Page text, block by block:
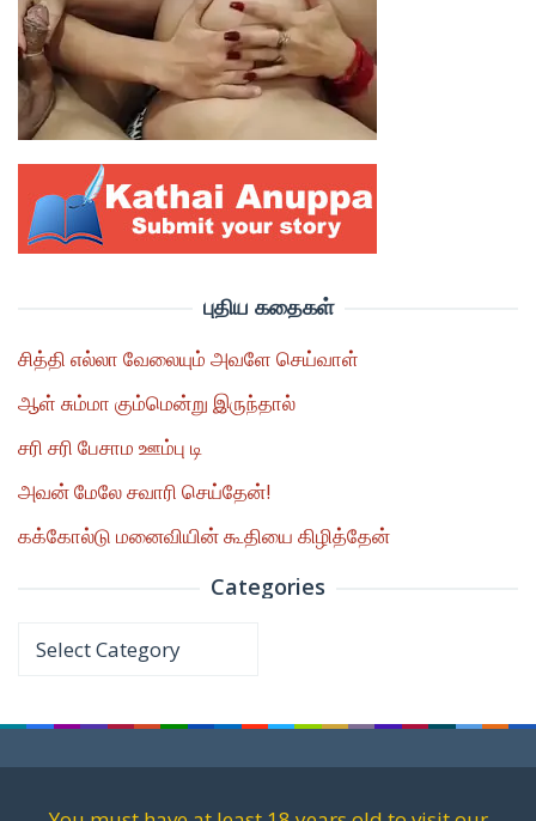
புதிய கதைகள்
சித்தி எல்லா வேலையும் அவளே செய்வாள்
ஆள் சும்மா கும்மென்று இருந்தால்
சரி சரி பேசாம ஊம்பு டி
அவன் மேலே சவாரி செய்தேன்!
கக்கோல்டு மனைவியின் கூதியை கிழித்தேன்
Categories
Categories